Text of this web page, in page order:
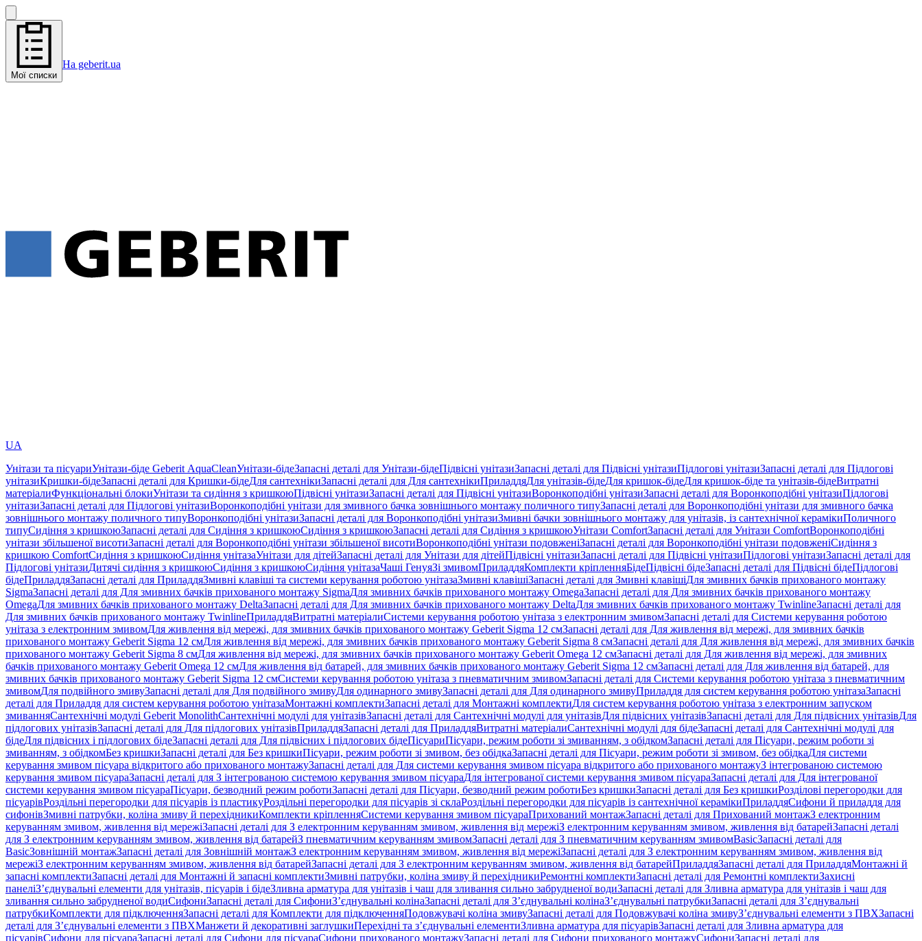
Мої списки
На geberit.ua
UA
Унітази та пісуариУнітази-біде Geberit AquaCleanУнітази-бідеЗапасні деталі для Унітази-бідеПідвісні унітазиЗапасні деталі для Підвісні унітазиПідлогові унітазиЗапасні деталі для Підлогові
унітазиКришки-бідеЗапасні деталі для Кришки-бідеДля сантехнікиЗапасні деталі для Для сантехнікиПриладдяДля унітазів-бідеДля кришок-бідеДля кришок-біде та унітазів-бідеВитратні
матеріалиФункціональні блокиУнітази та сидіння з кришкоюПідвісні унітазиЗапасні деталі для Підвісні унітазиВоронкоподібні унітазиЗапасні деталі для Воронкоподібні унітазиПідлогові
унітазиЗапасні деталі для Підлогові унітазиВоронкоподібні унітази для змивного бачка зовнішнього монтажу поличного типуЗапасні деталі для Воронкоподібні унітази для змивного бачка
зовнішнього монтажу поличного типуВоронкоподібні унітазиЗапасні деталі для Воронкоподібні унітазиЗмивні бачки зовнішнього монтажу для унітазів, із сантехнічної керамікиПоличного
типуСидіння з кришкоюЗапасні деталі для Сидіння з кришкоюСидіння з кришкоюЗапасні деталі для Сидіння з кришкоюУнітази ComfortЗапасні деталі для Унітази ComfortВоронкоподібні
унітази збільшеної висотиЗапасні деталі для Воронкоподібні унітази збільшеної висотиВоронкоподібні унітази подовженіЗапасні деталі для Воронкоподібні унітази подовженіСидіння з
кришкою ComfortСидіння з кришкоюСидіння унітазаУнітази для дітейЗапасні деталі для Унітази для дітейПідвісні унітазиЗапасні деталі для Підвісні унітазиПідлогові унітазиЗапасні деталі для
Підлогові унітазиДитячі сидіння з кришкоюСидіння з кришкоюСидіння унітазаЧаші ГенуяЗі змивомПриладдяКомплекти кріпленняБідеПідвісні бідеЗапасні деталі для Підвісні бідеПідлогові
бідеПриладдяЗапасні деталі для ПриладдяЗмивні клавіші та системи керування роботою унітазаЗмивні клавішіЗапасні деталі для Змивні клавішіДля змивних бачків прихованого монтажу
SigmaЗапасні деталі для Для змивних бачків прихованого монтажу SigmaДля змивних бачків прихованого монтажу OmegaЗапасні деталі для Для змивних бачків прихованого монтажу
OmegaДля змивних бачків прихованого монтажу DeltaЗапасні деталі для Для змивних бачків прихованого монтажу DeltaДля змивних бачків прихованого монтажу TwinlineЗапасні деталі для
Для змивних бачків прихованого монтажу TwinlineПриладдяВитратні матеріалиСистеми керування роботою унітаза з електронним змивомЗапасні деталі для Системи керування роботою
унітаза з електронним змивомДля живлення від мережі, для змивних бачків прихованого монтажу Geberit Sigma 12 смЗапасні деталі для Для живлення від мережі, для змивних бачків
прихованого монтажу Geberit Sigma 12 смДля живлення від мережі, для змивних бачків прихованого монтажу Geberit Sigma 8 смЗапасні деталі для Для живлення від мережі, для змивних бачків
прихованого монтажу Geberit Sigma 8 смДля живлення від мережі, для змивних бачків прихованого монтажу Geberit Omega 12 смЗапасні деталі для Для живлення від мережі, для змивних
бачків прихованого монтажу Geberit Omega 12 смДля живлення від батарей, для змивних бачків прихованого монтажу Geberit Sigma 12 смЗапасні деталі для Для живлення від батарей, для
змивних бачків прихованого монтажу Geberit Sigma 12 смСистеми керування роботою унітаза з пневматичним змивомЗапасні деталі для Системи керування роботою унітаза з пневматичним
змивомДля подвійного змивуЗапасні деталі для Для подвійного змивуДля одинарного змивуЗапасні деталі для Для одинарного змивуПриладдя для систем керування роботою унітазаЗапасні
деталі для Приладдя для систем керування роботою унітазаМонтажні комплектиЗапасні деталі для Монтажні комплектиДля систем керування роботою унітаза з електронним запуском
змиванняСантехнічні модулі Geberit MonolithСантехнічні модулі для унітазівЗапасні деталі для Сантехнічні модулі для унітазівДля підвісних унітазівЗапасні деталі для Для підвісних унітазівДля
підлогових унітазівЗапасні деталі для Для підлогових унітазівПриладдяЗапасні деталі для ПриладдяВитратні матеріалиСантехнічні модулі для бідеЗапасні деталі для Сантехнічні модулі для
бідеДля підвісних і підлогових бідеЗапасні деталі для Для підвісних і підлогових бідеПісуариПісуари, режим роботи зі змиванням, з обідкомЗапасні деталі для Пісуари, режим роботи зі
змиванням, з обідкомБез кришкиЗапасні деталі для Без кришкиПісуари, режим роботи зі змивом, без обідкаЗапасні деталі для Пісуари, режим роботи зі змивом, без обідкаДля системи
керування змивом пісуара відкритого або прихованого монтажуЗапасні деталі для Для системи керування змивом пісуара відкритого або прихованого монтажуЗ інтегрованою системою
керування змивом пісуараЗапасні деталі для З інтегрованою системою керування змивом пісуараДля інтегрованої системи керування змивом пісуараЗапасні деталі для Для інтегрованої
системи керування змивом пісуараПісуари, безводний режим роботиЗапасні деталі для Пісуари, безводний режим роботиБез кришкиЗапасні деталі для Без кришкиРозділові перегородки для
пісуарівРоздільні перегородки для пісуарів із пластикуРоздільні перегородки для пісуарів зі склаРоздільні перегородки для пісуарів із сантехнічної керамікиПриладдяСифони й приладдя для
сифонівЗмивні патрубки, коліна змиву й перехідникиКомплекти кріпленняСистеми керування змивом пісуараПрихований монтажЗапасні деталі для Прихований монтажЗ електронним
керуванням змивом, живлення від мережіЗапасні деталі для З електронним керуванням змивом, живлення від мережіЗ електронним керуванням змивом, живлення від батарейЗапасні деталі
для З електронним керуванням змивом, живлення від батарейЗ пневматичним керуванням змивомЗапасні деталі для З пневматичним керуванням змивомBasicЗапасні деталі для
BasicЗовнішній монтажЗапасні деталі для Зовнішній монтажЗ електронним керуванням змивом, живлення від мережіЗапасні деталі для З електронним керуванням змивом, живлення від
мережіЗ електронним керуванням змивом, живлення від батарейЗапасні деталі для З електронним керуванням змивом, живлення від батарейПриладдяЗапасні деталі для ПриладдяМонтажні й
запасні комплектиЗапасні деталі для Монтажні й запасні комплектиЗмивні патрубки, коліна змиву й перехідникиРемонтні комплектиЗапасні деталі для Ремонтні комплектиЗахисні
панеліЗ’єднувальні елементи для унітазів, пісуарів і бідеЗливна арматура для унітазів і чаш для зливання сильно забрудненої водиЗапасні деталі для Зливна арматура для унітазів і чаш для
зливання сильно забрудненої водиСифониЗапасні деталі для СифониЗ’єднувальні колінаЗапасні деталі для З’єднувальні колінаЗ’єднувальні патрубкиЗапасні деталі для З’єднувальні
патрубкиКомплекти для підключенняЗапасні деталі для Комплекти для підключенняПодовжувачі коліна змивуЗапасні деталі для Подовжувачі коліна змивуЗ’єднувальні елементи з ПВХЗапасні
деталі для З’єднувальні елементи з ПВХМанжети й декоративні заглушкиПерехідні та з’єднувальні елементиЗливна арматура для пісуарівЗапасні деталі для Зливна арматура для
пісуарівСифони для пісуараЗапасні деталі для Сифони для пісуараСифони прихованого монтажуЗапасні деталі для Сифони прихованого монтажуСифониЗапасні деталі для